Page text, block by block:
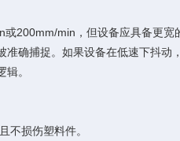
min，但设备应具备更宽
捕捉。如果设备在低速下抖动
。
损伤塑料件。